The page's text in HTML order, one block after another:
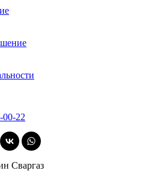
Сваргаз